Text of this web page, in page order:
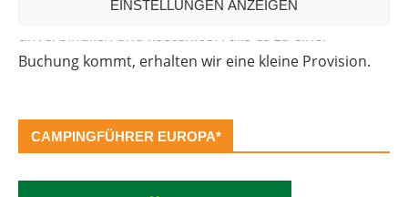
EINSTELLUNGEN ANZEIGEN
Offenlegung: Die Anfrage bei der Camper Oase ist
unverbindlich und kostenlos. Falls es zu einer
Buchung kommt, erhalten wir eine kleine Provision.
CAMPINGFÜHRER EUROPA*